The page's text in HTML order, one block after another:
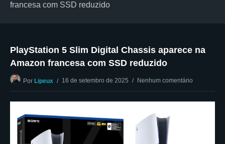
francesa com SSD reduzido
PlayStation 5 Slim Digital Chassis aparece na
Amazon francesa com SSD reduzido
Por Lipeux 16 de setembro de 2025 Nenhum comentário